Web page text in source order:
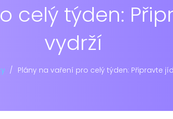
celý týden:
vydrží
Plány na vaření pro celý týden: Připravte